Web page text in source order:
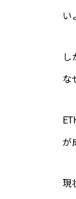
い
し
な
が
現